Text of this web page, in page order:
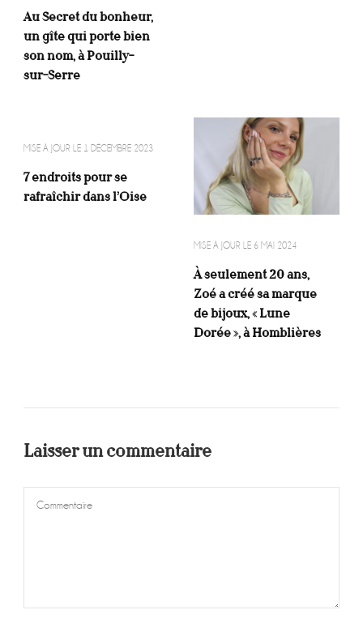
Au Secret du bonheur,
un gîte qui porte bien
son nom, à Pouilly-
sur-Serre
MISE À JOUR LE 1 DÉCEMBRE 2023
7 endroits pour se
rafraîchir dans l’Oise
MISE À JOUR LE 6 MAI 2024
À seulement 20 ans,
Zoé a créé sa marque
de bijoux, « Lune
Dorée », à Homblières
Laisser un commentaire